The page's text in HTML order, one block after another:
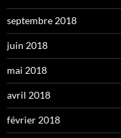
septembre 2018
juin 2018
mai 2018
avril 2018
février 2018